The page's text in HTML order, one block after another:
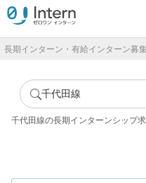
長期インターン・有給インターン募
千代田線
千代田線の長期インターンシップ